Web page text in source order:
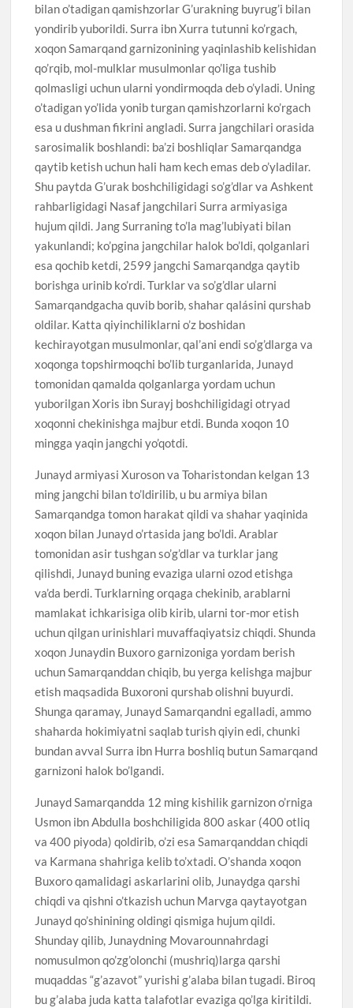
bilan o’tadigan qamishzorlar G’urakning buyrug’i bilan
yondirib yuborildi. Surra ibn Xurra tutunni ko’rgach,
xoqon Samarqand garnizonining yaqinlashib kelishidan
qo’rqib, mol-mulklar musulmonlar qo’liga tushib
qolmasligi uchun ularni yondirmoqda deb o’yladi. Uning
o’tadigan yo’lida yonib turgan qamishzorlarni ko’rgach
esa u dushman fikrini angladi. Surra jangchilari orasida
sarosimalik boshlandi: ba’zi boshliqlar Samarqandga
qaytib ketish uchun hali ham kech emas deb o’yladilar.
Shu paytda G’urak boshchiligidagi so’g’dlar va Ashkent
rahbarligidagi Nasaf jangchilari Surra armiyasiga
hujum qildi. Jang Surraning to’la mag’lubiyati bilan
yakunlandi; ko’pgina jangchilar halok bo’ldi, qolganlari
esa qochib ketdi, 2599 jangchi Samarqandga qaytib
borishga urinib ko’rdi. Turklar va so’g’dlar ularni
Samarqandgacha quvib borib, shahar qalásini qurshab
oldilar. Katta qiyinchiliklarni o’z boshidan
kechirayotgan musulmonlar, qal’ani endi so’g’dlarga va
xoqonga topshirmoqchi bo’lib turganlarida, Junayd
tomonidan qamalda qolganlarga yordam uchun
yuborilgan Xoris ibn Surayj boshchiligidagi otryad
xoqonni chekinishga majbur etdi. Bunda xoqon 10
mingga yaqin jangchi yo’qotdi.
Junayd armiyasi Xuroson va Toharistondan kelgan 13
ming jangchi bilan to’ldirilib, u bu armiya bilan
Samarqandga tomon harakat qildi va shahar yaqinida
xoqon bilan Junayd o’rtasida jang bo’ldi. Arablar
tomonidan asir tushgan so’g’dlar va turklar jang
qilishdi, Junayd buning evaziga ularni ozod etishga
va’da berdi. Turklarning orqaga chekinib, arablarni
mamlakat ichkarisiga olib kirib, ularni tor-mor etish
uchun qilgan urinishlari muvaffaqiyatsiz chiqdi. Shunda
xoqon Junaydin Buxoro garnizoniga yordam berish
uchun Samarqanddan chiqib, bu yerga kelishga majbur
etish maqsadida Buxoroni qurshab olishni buyurdi.
Shunga qaramay, Junayd Samarqandni egalladi, ammo
shaharda hokimiyatni saqlab turish qiyin edi, chunki
bundan avval Surra ibn Hurra boshliq butun Samarqand
garnizoni halok bo’lgandi.
Junayd Samarqandda 12 ming kishilik garnizon o’rniga
Usmon ibn Abdulla boshchiligida 800 askar (400 otliq
va 400 piyoda) qoldirib, o’zi esa Samarqanddan chiqdi
va Karmana shahriga kelib to’xtadi. O’shanda xoqon
Buxoro qamalidagi askarlarini olib, Junaydga qarshi
chiqdi va qishni o’tkazish uchun Marvga qaytayotgan
Junayd qo’shinining oldingi qismiga hujum qildi.
Shunday qilib, Junaydning Movarounnahrdagi
nomusulmon qo’zg’olonchi (mushriq)larga qarshi
muqaddas “g’azavot” yurishi g’alaba bilan tugadi. Biroq
bu g’alaba juda katta talafotlar evaziga qo’lga kiritildi.